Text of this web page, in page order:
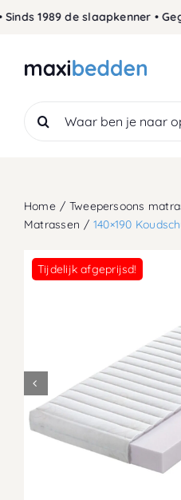
to
1989 de slaapkenner •
Search
for:
Home Tweepersoons
Matrassen
140×190
Tijdelijk afgeprijsd!